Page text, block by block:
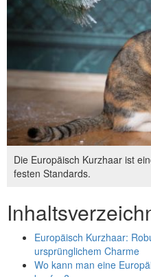
Die Europäisch Kurzhaar ist
festen Standards.
Europäisch Kurzhaar:
ursprünglichem Charme
Wo kann man eine